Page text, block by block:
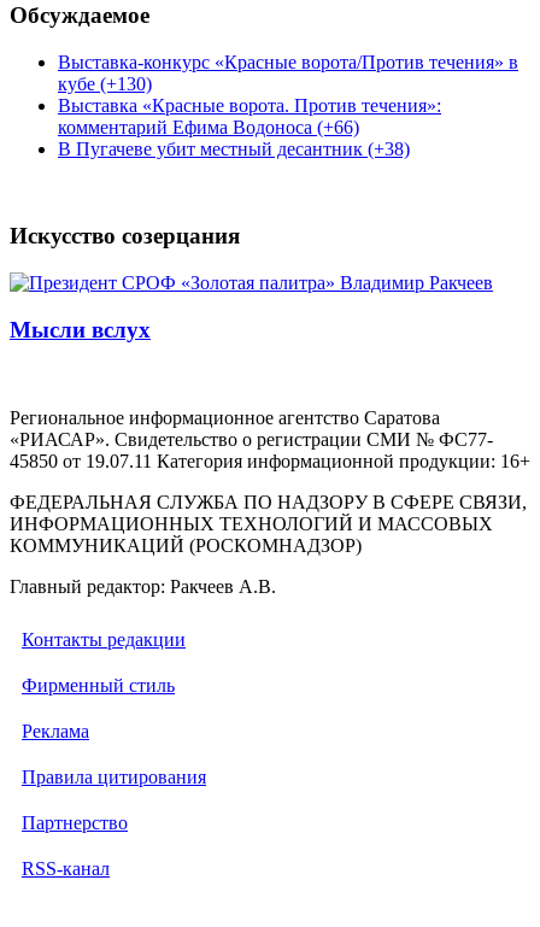
Обсуждаемое
Выставка-конкурс «Красные ворота/Против течения» в
кубе (+130)
Выставка «Красные ворота. Против течения»:
комментарий Ефима Водоноса (+66)
В Пугачеве убит местный десантник (+38)
Искусство созерцания
Мысли вслух
Региональное информационное агентство Саратова
«РИАСАР». Свидетельство о регистрации СМИ № ФС77-
45850 от 19.07.11 Категория информационной продукции: 16+
ФЕДЕРАЛЬНАЯ СЛУЖБА ПО НАДЗОРУ В СФЕРЕ СВЯЗИ,
ИНФОРМАЦИОННЫХ ТЕХНОЛОГИЙ И МАССОВЫХ
КОММУНИКАЦИЙ (РОСКОМНАДЗОР)
Главный редактор: Ракчеев А.В.
Контакты редакции
Фирменный стиль
Реклама
Правила цитирования
Партнерство
RSS-канал